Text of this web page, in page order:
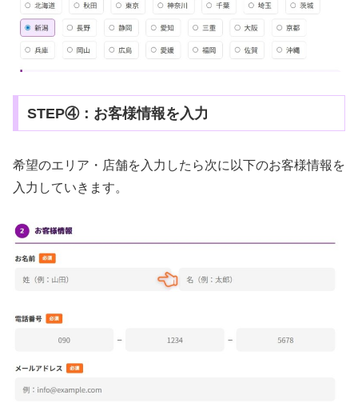
STEP④：お客様情報を入力
希望のエリア・店舗を入力したら次に以下のお客様情報を
入力していきます。